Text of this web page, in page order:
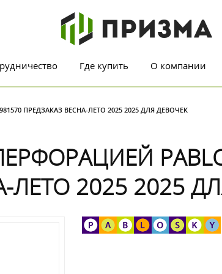
Где купить О компании
ПРЕДЗАКАЗ ВЕСНА-ЛЕТО 2025 2025 ДЛЯ ДЕВОЧЕК
ЛЕТО 2025 2025